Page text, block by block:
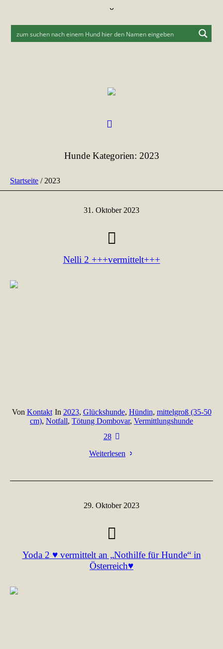
Hunde Kategorien: 2023
Startseite / 2023
31. Oktober 2023
Nelli 2 +++vermittelt+++
Von Kontakt In 2023, Glückshunde, Hündin, mittelgroß (35-50
cm), Notfall, Tötung Dombovar, Vermittlungshunde
28
Weiterlesen
29. Oktober 2023
Yoda 2 ♥ vermittelt an „Nothilfe für Hunde“ in
Österreich♥